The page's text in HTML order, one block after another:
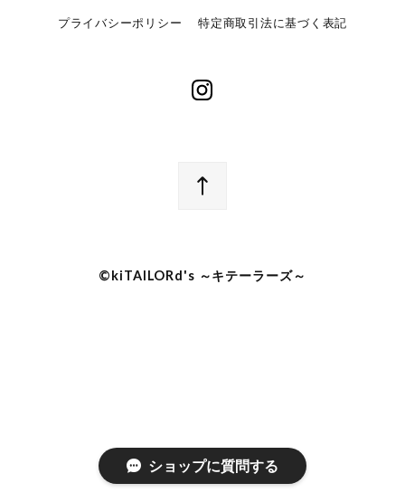
プライバシーポリシー 特定商取引法に基づく表記
©︎kiTAILORd's ～キテーラーズ～
ショップに質問する